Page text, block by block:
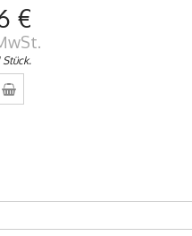
€
Stück.